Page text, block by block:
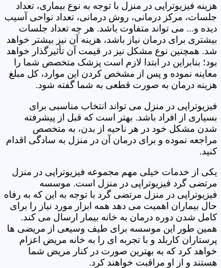
هزینه فیزیوتراپی در منزل با توجه به نوع بیماری، تعداد
جلسات، مرکز درمانی، روش درمانی، تعداد نواحی آسیب
دیده و... می تواند متفاوت باشد. هر چه تعداد جلسات
بیشتری برای درمان نیاز باشد، هزینه آن نیز بیشتر خواهد
شد. همچنین نوع مشکل نیز در قیمت آن تأثیرگذار خواهد
بود؛ بنابراین در ابتدا لازم است پزشک متخصص شما را
معاینه نموده و پس از مشخص کردن این موارد، کل مبلغ
هزینه درمان به صورت قطعی به شما گفته شود.
فیزیوتراپی در منزل می تواند انتخاب مناسبی برای
بسیاری از افراد باشد. بهتر است که قبل از پیشرفته
شدن مشکل خود در هر ناحیه از بدن، به متخصص
مراجعه نموده و برای درمان آن در منزل به سادگی اقدام
کنید.
یکی از خدمات خیلی مهم مجموعه فیزیوتراپی در منزل
مرتضی گرد‎ فیزیوتراپی در منزل است. موسسه
فیزیوتراپی در منزل مرتضی گرد‎ با توجه به این که به رفاه
حال بیماران اهمیت می دهد همه ابزار مورد نیاز را برای
کامل شدن دوره درمان به خانه بیمار ارسال می کند.
همین طور این موسسه برای طیف وسیعی از مریضی ها
پرستاران کاربلد و با تجربه ای را به خانه مریض اعزام
خواهد کرد که به بهترین صورت در کنار مریض شما
هستند و از او مراقبت خواهند کرد.